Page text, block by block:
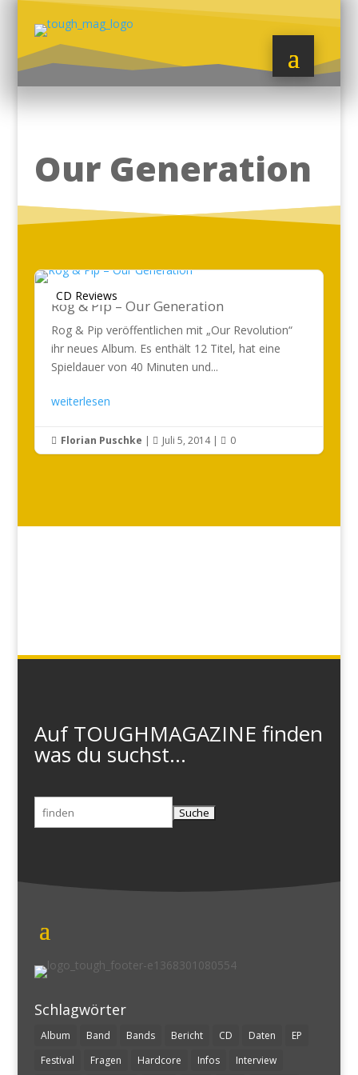
Our Generation
CD Reviews
Rog & Pip – Our Generation
Rog & Pip veröffentlichen mit „Our Revolution“
ihr neues Album. Es enthält 12 Titel, hat eine
Spieldauer von 40 Minuten und...
weiterlesen
 Florian Puschke |  Juli 5, 2014|  0
Auf TOUGHMAGAZINE finden
was du suchst...
Suchen
nach:
Schlagwörter
Album Band Bands Bericht CD Daten
EP
Festival
Fragen Hardcore Infos Interview